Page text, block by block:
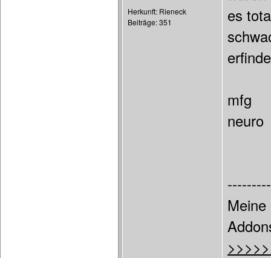
Herkunft: Rieneck
Beiträge: 351
es
mfg
neuro